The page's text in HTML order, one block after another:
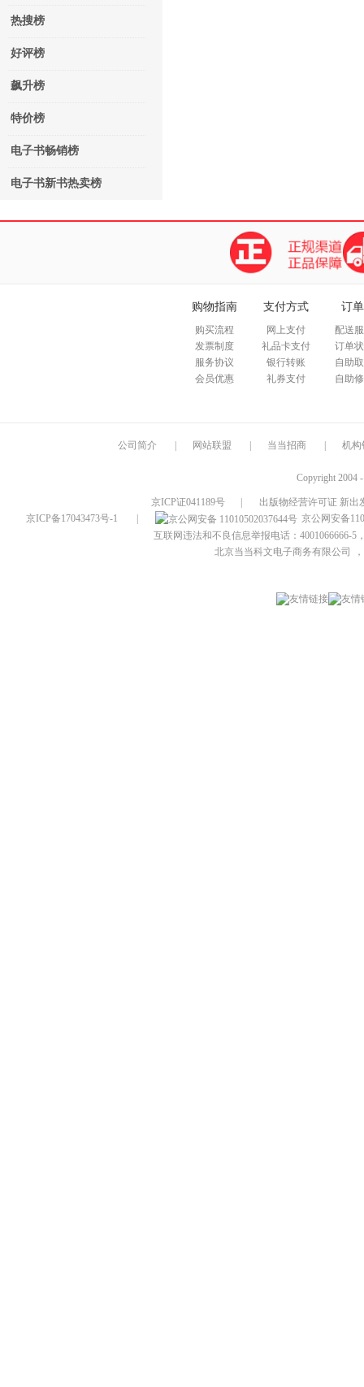
热搜榜
好评榜
飙升榜
特价榜
电子书畅销榜
电子书新书热卖榜
购物指南
购买流程
发票制度
服务协议
会员优惠
支付方式
网上支付
礼品卡支付
银行转账
礼券支付
订
配送
订单
自助
自助
公司简介 网站联盟 当当招商 机构
Copyright 2004
京ICP证041189号
出版物经营许可证 新出
京ICP备17043473号-1
京公网安备
互联网违法和不良信息举报电话：4001066666-5
北京当当科文电子商务有限公司